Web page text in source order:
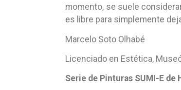
momento, se suele
es libre para simplemente
Marcelo Soto Olhabé
Licenciado en Estética,
Serie de Pinturas SUMI-E de